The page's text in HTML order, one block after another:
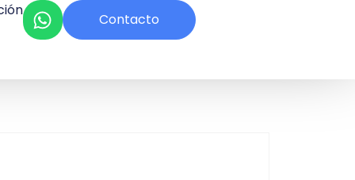
Contacto